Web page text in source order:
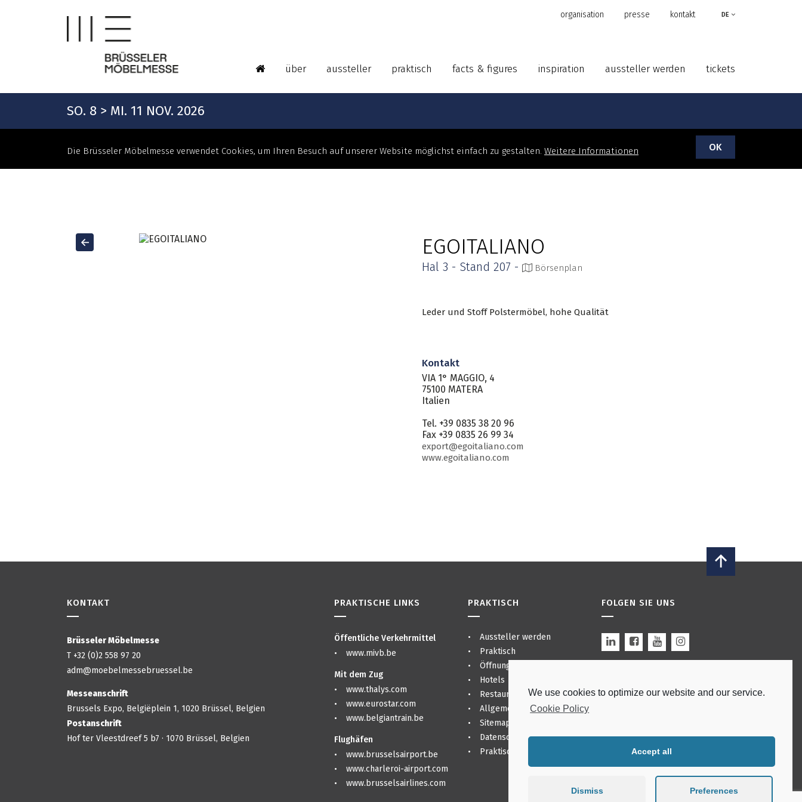
organisation presse kontakt DE
über aussteller praktisch facts & figures inspiration aussteller werden tickets
SO. 8 > MI. 11 NOV. 2026
Die Brüsseler Möbelmesse verwendet Cookies, um Ihren Besuch auf unserer Website möglichst einfach zu gestalten. Weitere Informationen OK
EGOITALIANO
Hal 3 - Stand 207 - Börsenplan
Leder und Stoff Polstermöbel, hohe Qualität
Kontakt
VIA 1° MAGGIO, 4
75100 MATERA
Italien
Tel. +39 0835 38 20 96
Fax +39 0835 26 99 34
export@egoitaliano.com
www.egoitaliano.com
KONTAKT
Brüsseler Möbelmesse
T +32 (0)2 558 97 20
adm@moebelmessebruessel.be
Messeanschrift
Brussels Expo, Belgiëplein 1, 1020 Brüssel, Belgien
Postanschrift
Hof ter Vleestdreef 5 b7 · 1070 Brüssel, Belgien
PRAKTISCHE LINKS
Öffentliche Verkehrmittel
www.mivb.be
Mit dem Zug
www.thalys.com
www.eurostar.com
www.belgiantrain.be
Flughäfen
www.brusselsairport.be
www.charleroi-airport.com
www.brusselsairlines.com
PRAKTISCH
Aussteller werden
Praktisch
Öffnungszeiten
Hotels
Restaurants & Bars
Allgemeine Bedingungen
Sitemap
Datenschutzerklärung
Praktisch
FOLGEN SIE UNS
We use cookies to optimize our website and our service.
Cookie Policy
Accept all
Dismiss Preferences